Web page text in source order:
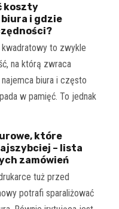
koszty
i gdzie
to zwykle
na którą zwraca
biura i często
w pamięć. To jednak
które
– lista
zamówień
tuż przed
potrafi sparaliżować